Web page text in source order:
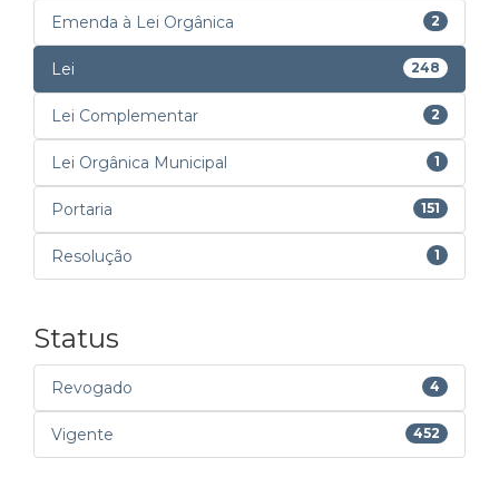
Emenda à Lei Orgânica 2
Lei 248
Lei Complementar 2
Lei Orgânica Municipal 1
Portaria 151
Resolução 1
Status
Revogado 4
Vigente 452